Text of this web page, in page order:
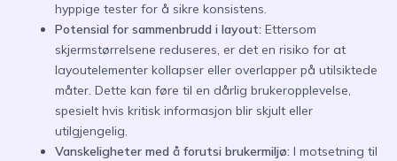
hyppige tester for å sikre konsistens.
Potensial for sammenbrudd i layout: Ettersom
skjermstørrelsene reduseres, er det en risiko for at
layoutelementer kollapser eller overlapper på utilsiktede
måter. Dette kan føre til en dårlig brukeropplevelse,
spesielt hvis kritisk informasjon blir skjult eller
utilgjengelig.
Vanskeligheter med å forutsi brukermiljø: I motsetning til